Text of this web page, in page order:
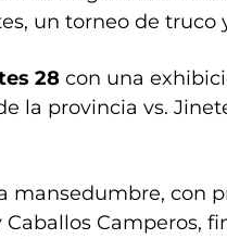
un torneo de truco
28 con una
la provincia vs.
mansedumbre, con
Camperos,